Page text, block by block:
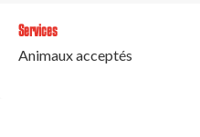
Services
Animaux acceptés